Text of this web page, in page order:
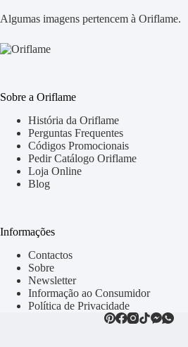
Algumas imagens pertencem à Oriflame.
Sobre a Oriflame
História da Oriflame
Perguntas Frequentes
Códigos Promocionais
Pedir Catálogo Oriflame
Loja Online
Blog
Informações
Contactos
Sobre
Newsletter
Informação ao Consumidor
Política de Privacidade